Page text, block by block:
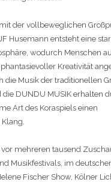
der vollbeweglichen
Husemann entsteht eine
wodurch Menschen
Kreativität
die Musik der traditionellen
die DUNDU MUSIK erhalten
Art des Koraspiels einen
mehreren tausend
Musikfestivals, im
Fischer Show, Kölner